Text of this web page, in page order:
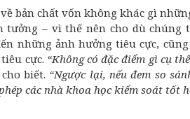
bản chất vốn không khác gì
– vì thế nên cho dù chúng
những ảnh hưởng tiêu cực,
cực. “Không có đặc điểm gì cụ
biết. “Ngược lại, nếu đem so
các nhà khoa học kiểm soát tốt